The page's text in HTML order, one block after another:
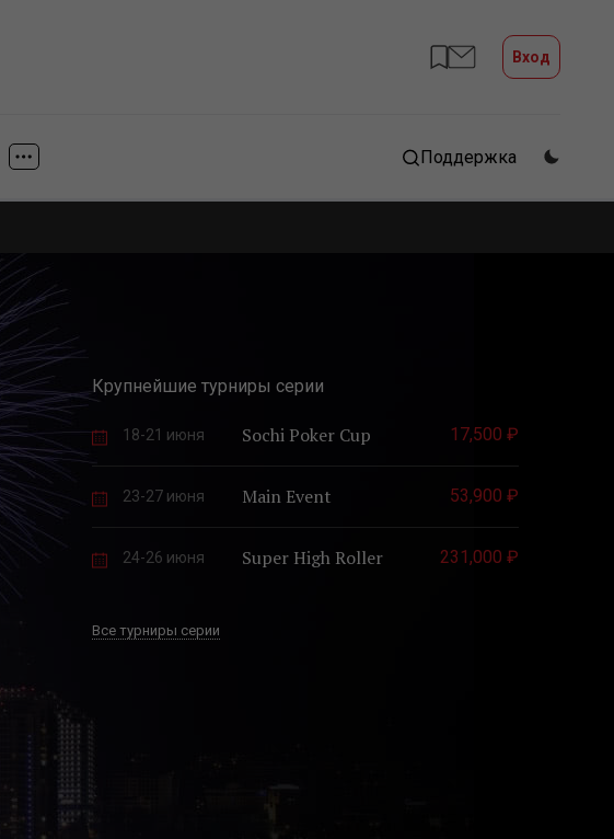
Вход
Поддержка
Крупнейшие турниры серии
18-21 июня Sochi Poker Cup 17,500 ₽
23-27 июня Main Event 53,900 ₽
24-26 июня Super High Roller 231,000 ₽
Все турниры серии